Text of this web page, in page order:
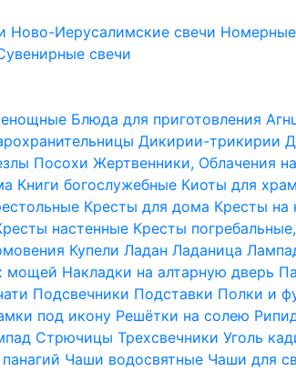
Ново-Иерусалимские свечи
свечи
Блюда для приготовления
Дикирии-трикирии
ПосохиЖертвенники, Облачения
Книги богослужебные Киоты для
Кресты для дома Кресты на
настенные Кресты
КупелиЛаданЛаданица
мощей Накладки на алтарную дверь
Подсвечники Подставки Полки и
под икону Решётки на солею
СтрючицыТрехсвечникиУголь
Чаши водосвятные Чаши для